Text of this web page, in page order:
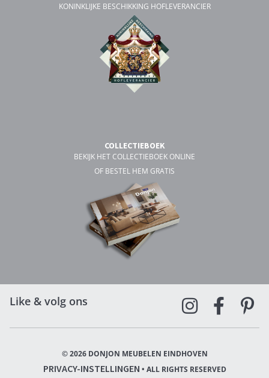
KONINKLIJKE BESCHIKKING HOFLEVERANCIER
COLLECTIEBOEK
BEKIJK HET COLLECTIEBOEK ONLINE
OF BESTEL HEM GRATIS
Like & volg ons
© 2026 DONJON MEUBELEN EINDHOVEN
PRIVACY-INSTELLINGEN • ALL RIGHTS RESERVED